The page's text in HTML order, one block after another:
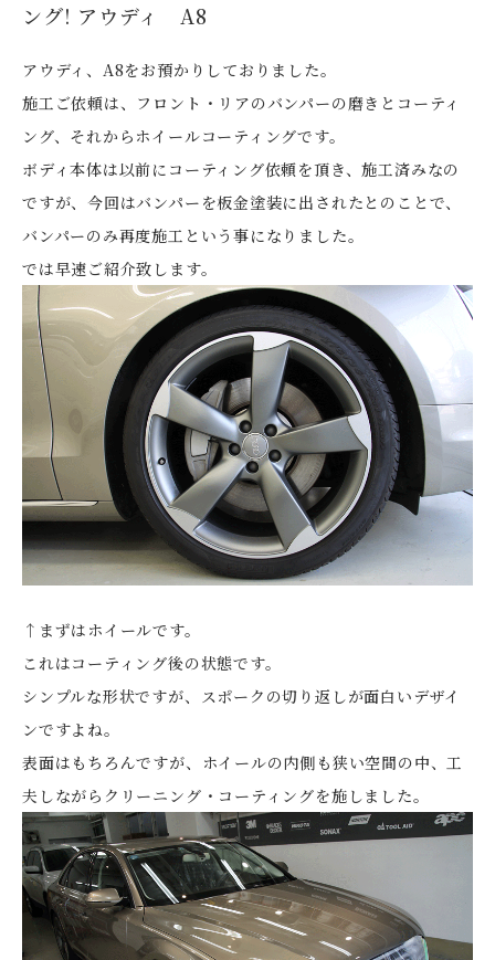
ング! アウディ A8
アウディ、A8をお預かりしておりました。
施工ご依頼は、フロント・リアのバンパーの磨きとコーティ
ング、それからホイールコーティングです。
ボディ本体は以前にコーティング依頼を頂き、施工済みなの
ですが、今回はバンパーを板金塗装に出されたとのことで、
バンパーのみ再度施工という事になりました。
では早速ご紹介致します。
↑まずはホイールです。
これはコーティング後の状態です。
シンプルな形状ですが、スポークの切り返しが面白いデザイ
ンですよね。
表面はもちろんですが、ホイールの内側も狭い空間の中、工
夫しながらクリーニング・コーティングを施しました。